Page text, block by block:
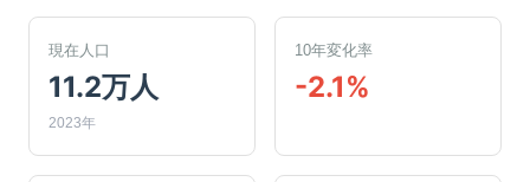
現在人口
11.2万人
2023年
10年変化率
-2.1%